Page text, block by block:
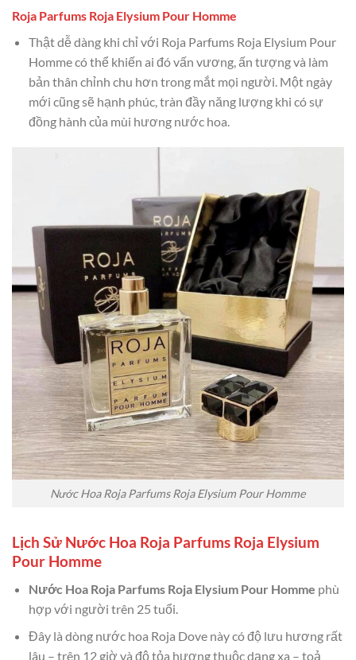
Roja Parfums Roja Elysium Pour Homme
Thật dễ dàng khi chỉ với Roja Parfums Roja Elysium Pour
Homme có thể khiến ai đó vấn vương, ấn tượng và làm
bản thân chỉnh chu hơn trong mắt mọi người. Một ngày
mới cũng sẽ hạnh phúc, tràn đầy năng lượng khi có sự
đồng hành của mùi hương nước hoa.
Nước Hoa Roja Parfums Roja Elysium Pour Homme
Lịch Sử Nước Hoa Roja Parfums Roja Elysium
Pour Homme
Nước Hoa Roja Parfums Roja Elysium Pour Homme phù
hợp với người trên 25 tuổi.
Đây là dòng nước hoa Roja Dove này có độ lưu hương rất
lâu – trên 12 giờ và độ tỏa hương thuộc dạng xa – toả